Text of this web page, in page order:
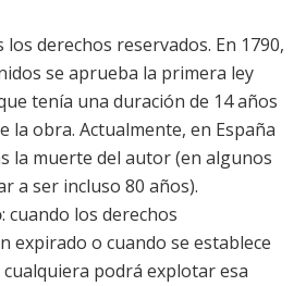
los derechos reservados. En 1790,
se aprueba la primera ley
tenía una duración de 14 años
la obra. Actualmente, en España
la muerte del autor (en algunos
a ser incluso 80 años).
: cuando los derechos
expirado o cuando se establece
podrá explotar esa